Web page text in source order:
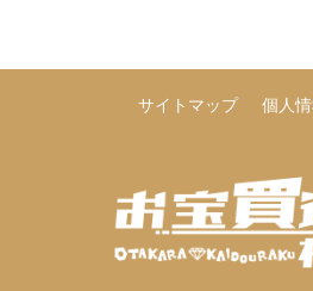
サイトマップ 個人